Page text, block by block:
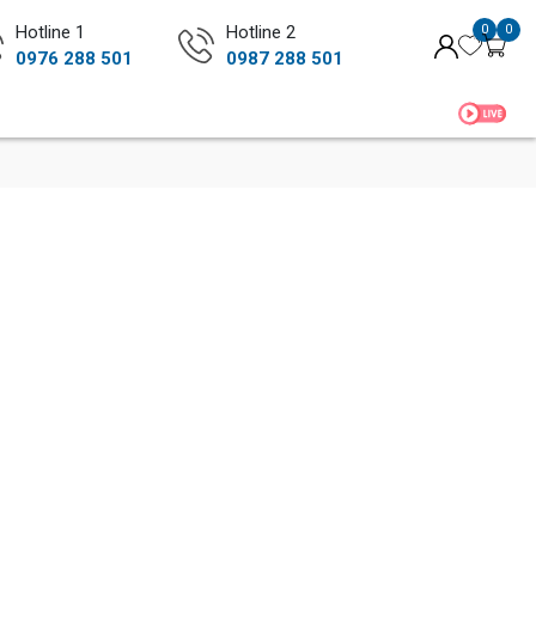
Hotline 1
0976 288 501
Hotline 2
0987 288 501
0 0